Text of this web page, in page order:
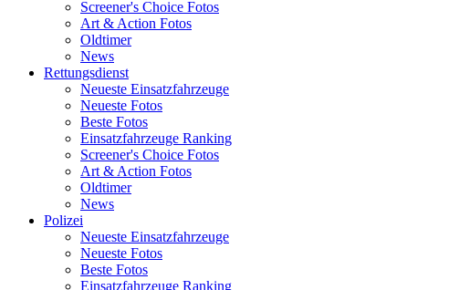
Screener's Choice Fotos
Art & Action Fotos
Oldtimer
News
Rettungsdienst
Neueste Einsatzfahrzeuge
Neueste Fotos
Beste Fotos
Einsatzfahrzeuge Ranking
Screener's Choice Fotos
Art & Action Fotos
Oldtimer
News
Polizei
Neueste Einsatzfahrzeuge
Neueste Fotos
Beste Fotos
Einsatzfahrzeuge Ranking